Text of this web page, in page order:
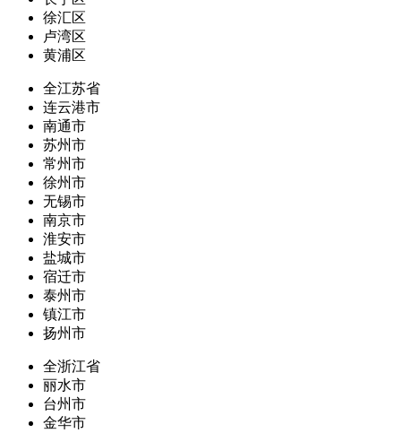
徐汇区
卢湾区
黄浦区
全江苏省
连云港市
南通市
苏州市
常州市
徐州市
无锡市
南京市
淮安市
盐城市
宿迁市
泰州市
镇江市
扬州市
全浙江省
丽水市
台州市
金华市